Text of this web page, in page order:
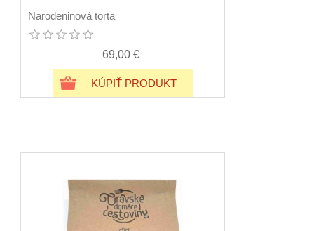
Narodeninová torta
69,00 €
KÚPIŤ PRODUKT